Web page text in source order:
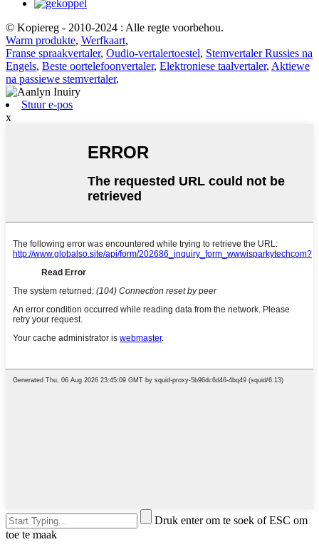
© Kopiereg - 2010-2024 : Alle regte voorbehou.
Warm produkte, Werfkaart,
Franse spraakvertaler, Oudio-vertalertoestel, Stemvertaler Russies na
Engels, Beste oortelefoonvertaler, Elektroniese taalvertaler, Aktiewe
na passiewe stemvertaler,
Stuur e-pos
x
Druk enter om te soek of ESC om
toe te maak